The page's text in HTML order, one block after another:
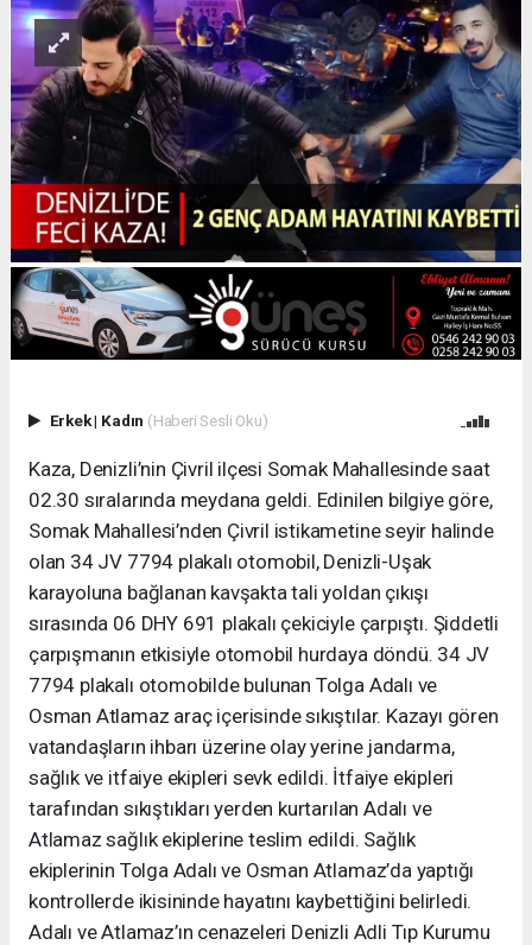
Erkek| Kadın (Haberi Sesli Oku)
Kaza, Denizli’nin Çivril ilçesi Somak Mahallesinde saat
02.30 sıralarında meydana geldi. Edinilen bilgiye göre,
Somak Mahallesi’nden Çivril istikametine seyir halinde
olan 34 JV 7794 plakalı otomobil, Denizli-Uşak
karayoluna bağlanan kavşakta tali yoldan çıkışı
sırasında 06 DHY 691 plakalı çekiciyle çarpıştı. Şiddetli
çarpışmanın etkisiyle otomobil hurdaya döndü. 34 JV
7794 plakalı otomobilde bulunan Tolga Adalı ve
Osman Atlamaz araç içerisinde sıkıştılar. Kazayı gören
vatandaşların ihbarı üzerine olay yerine jandarma,
sağlık ve itfaiye ekipleri sevk edildi. İtfaiye ekipleri
tarafından sıkıştıkları yerden kurtarılan Adalı ve
Atlamaz sağlık ekiplerine teslim edildi. Sağlık
ekiplerinin Tolga Adalı ve Osman Atlamaz’da yaptığı
kontrollerde ikisininde hayatını kaybettiğini belirledi.
Adalı ve Atlamaz’ın cenazeleri Denizli Adli Tıp Kurumu